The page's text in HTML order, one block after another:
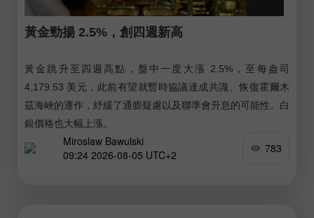
黃金勁揚 2.5%，創四週新高
黃金跳升至四週高點，盤中一度大漲 2.5%，至每盎司
4,179.53 美元，此前有望就暫時協議達成共識、恢復霍爾木
茲海峽的運作，紓緩了通膨疑慮以及聯準會升息的可能性。白
銀價格也大幅上漲。
Miroslaw Bawulski
09:24 2026-08-05 UTC+2
783